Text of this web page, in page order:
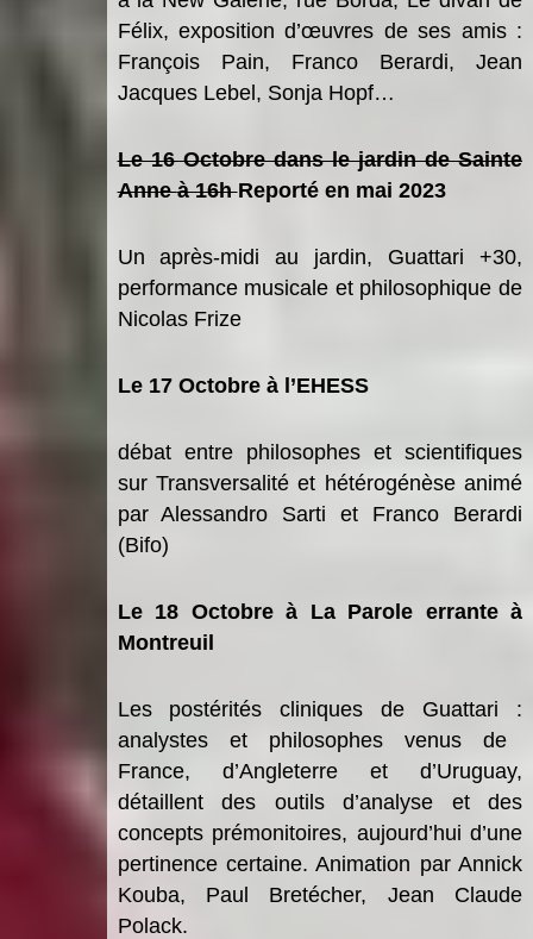
Félix, exposition d’œuvres de ses amis :
François Pain, Franco Berardi, Jean
Jacques Lebel, Sonja Hopf…
Le 16 Octobre dans le jardin de Sainte
Anneà 16hReporté en mai 2023
Un après-midi au jardin, Guattari +30,
performance musicale et philosophique de
Nicolas Frize
Le 17 Octobre à l’EHESS
débat entre philosophes et scientifiques
sur Transversalitéet hétérogénèseanimé
par Alessandro Sarti et Franco Berardi
(Bifo)
Le 18 Octobreà La Parole erranteà
Montreuil
Les postérités cliniques de Guattari :
analystes et philosophes venus de
France, d’Angleterre et d’Uruguay,
détaillent des outils d’analyse et des
concepts prémonitoires, aujourd’hui d’une
pertinence certaine. Animation par Annick
Kouba, Paul Bretécher, Jean Claude
Polack.